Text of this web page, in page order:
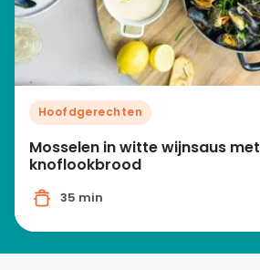
Hoofdgerechten
Mosselen in witte wijnsaus met
knoflookbrood
35 min